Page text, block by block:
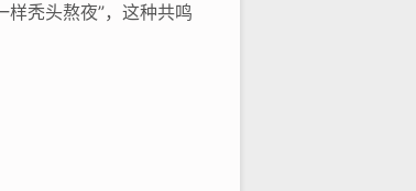
秃头熬夜”，这种共鸣